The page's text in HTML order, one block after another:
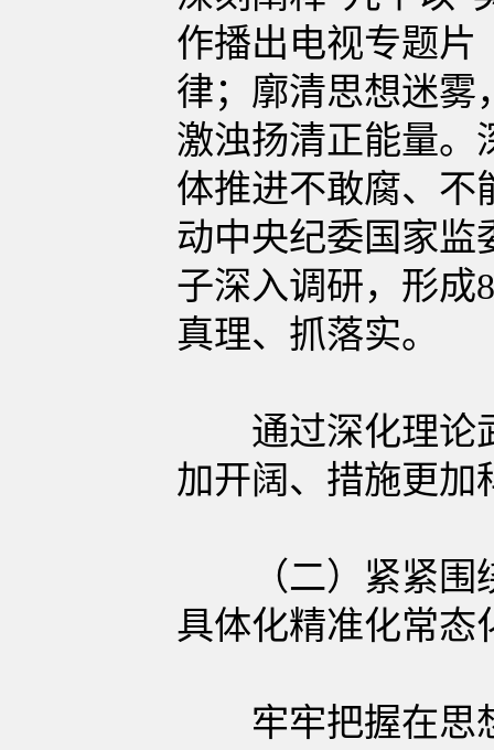
作播出电视专题片
律；廓清思想迷雾
激浊扬清正能量。
体推进不敢腐、不
动中央纪委国家监
子深入调研，形成
真理、抓落实。
通过深化理论武
加开阔、措施更加
（二）紧紧围绕
具体化精准化常态
牢牢把握在思想